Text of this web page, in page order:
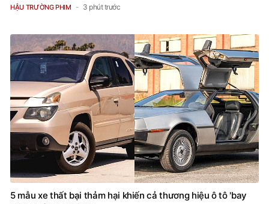
5 mẫu xe thất bại thảm hại khiến cả thương hiệu ô tô 'bay
màu' khỏi thị trường